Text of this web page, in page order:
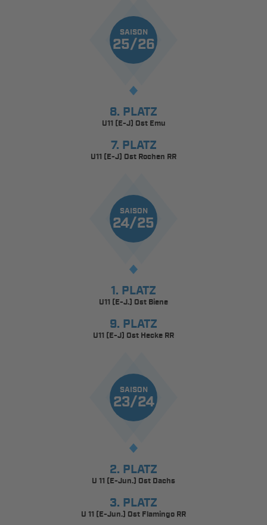
SAISON
25/26
8. PLATZ
U11 (E-J) Ost Emu
7. PLATZ
U11 (E-J) Ost Rochen RR
SAISON
24/25
1. PLATZ
U11 (E-J.) Ost Biene
9. PLATZ
U11 (E-J) Ost Hecke RR
SAISON
23/24
2. PLATZ
U 11 (E-Jun.) Ost Dachs
3. PLATZ
U 11 (E-Jun.) Ost Flamingo RR